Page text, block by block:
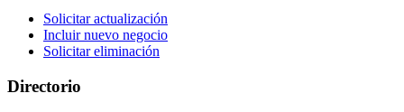
Solicitar actualización
Incluir nuevo negocio
Solicitar eliminación
Directorio